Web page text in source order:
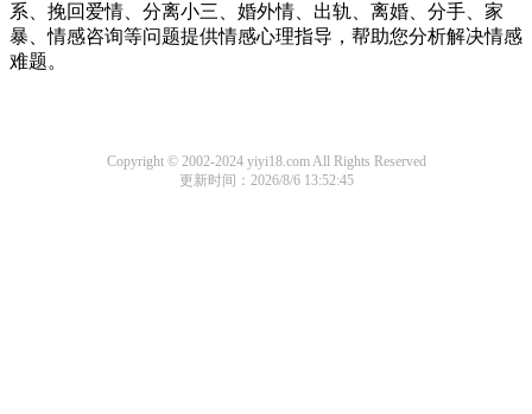
系、挽回爱情、分离小三、婚外情、出轨、离婚、分手、家
暴、情感咨询等问题提供情感心理指导，帮助您分析解决情感
难题。
Copyright © 2002-2024 yiyi18.com All Rights Reserved
更新时间：2026/8/6 13:52:45